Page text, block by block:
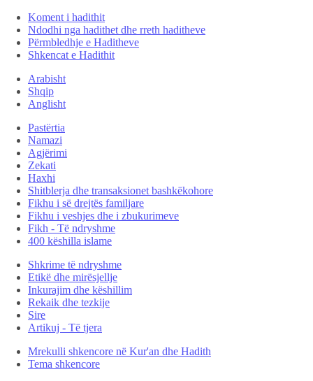
Koment i hadithit
Ndodhi nga hadithet dhe rreth haditheve
Përmbledhje e Haditheve
Shkencat e Hadithit
Arabisht
Shqip
Anglisht
Pastërtia
Namazi
Agjërimi
Zekati
Haxhi
Shitblerja dhe transaksionet bashkëkohore
Fikhu i së drejtës familjare
Fikhu i veshjes dhe i zbukurimeve
Fikh - Të ndryshme
400 këshilla islame
Shkrime të ndryshme
Etikë dhe mirësjellje
Inkurajim dhe këshillim
Rekaik dhe tezkije
Sire
Artikuj - Të tjera
Mrekulli shkencore në Kur'an dhe Hadith
Tema shkencore